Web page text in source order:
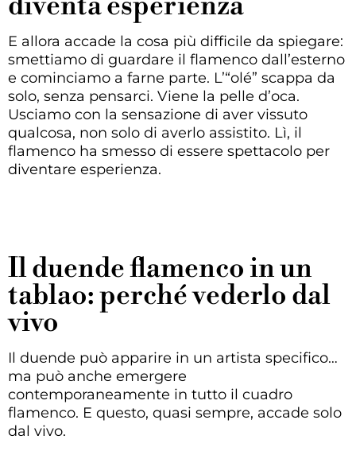
E allora accade la cosa più difficile da spiegare:
smettiamo di guardare il flamenco dall’esterno
e cominciamo a farne parte. L’“olé” scappa da
solo, senza pensarci. Viene la pelle d’oca.
Usciamo con la sensazione di aver vissuto
qualcosa, non solo di averlo assistito. Lì, il
flamenco ha smesso di essere spettacolo per
diventare esperienza.
Il duende flamenco in un
tablao: perché vederlo dal
vivo
Il duende può apparire in un artista specifico…
ma può anche emergere
contemporaneamente in tutto il cuadro
flamenco. E questo, quasi sempre, accade solo
dal vivo.